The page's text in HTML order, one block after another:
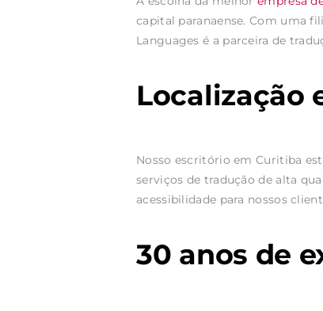
capital paranaense. Com uma
Languages é a parceira de
Localização
Nosso escritório em Curitiba
serviços de tradução de alta
acessibilidade para nossos
30 anos de